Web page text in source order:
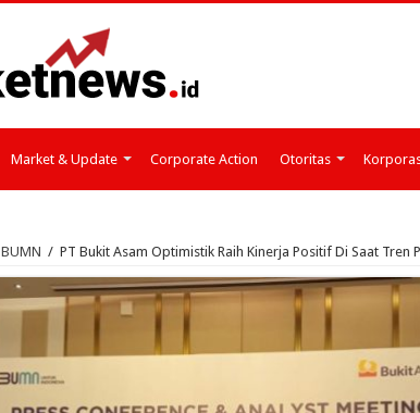
Market & Update Corporate Action Otoritas
BUMN / PT Bukit Asam Optimistik Raih Kinerja Positif Di Saat Tren